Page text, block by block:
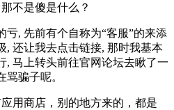
不是傻是什么？
亏, 先前有个自称为“客服”的来添
, 还让我去点击链接, 那时我基本
, 马上转头前往官网论坛去瞅了一
骂骗子呢。
用商店，别的地方来的，都是